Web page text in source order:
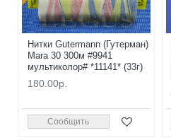
Нитки Gutermann (Гутерман)
Mara 30 300м #9941
мультиколор# *11141* (33г)
180.00р.
Сообщить